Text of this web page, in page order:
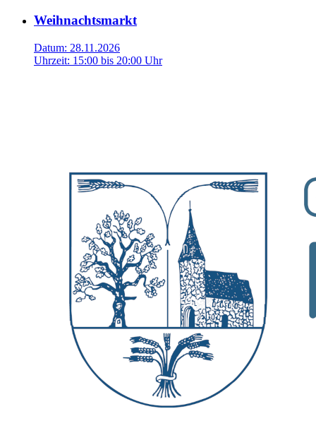
Weihnachtsmarkt
Datum: 28.11.2026
Uhrzeit: 15:00 bis 20:00 Uhr